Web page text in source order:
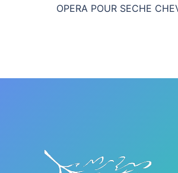
OPERA POUR SECHE